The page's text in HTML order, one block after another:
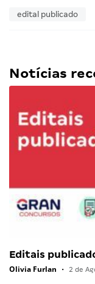
edital publicado
Notícias
Editais
Olivia Furlan • 2 de